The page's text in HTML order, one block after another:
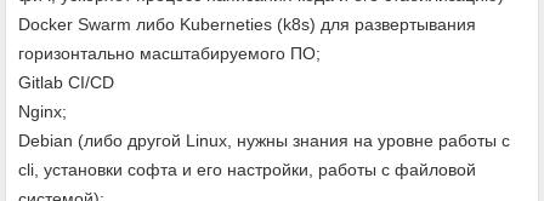
Docker Swarm либо Kuberneties (k8s) для развертывания
горизонтально масштабируемого ПО;
Gitlab CI/CD
Nginx;
Debian (либо другой Linux, нужны знания на уровне работы с
cli, установки софта и его настройки, работы с файловой